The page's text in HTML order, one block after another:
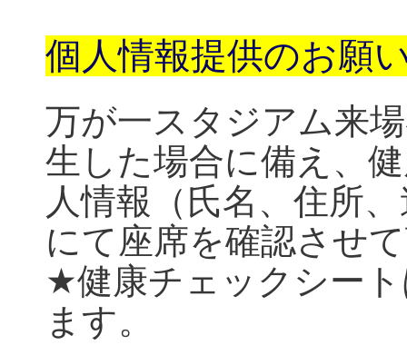
個人情報提供のお願
万が一スタジアム来
生した場合に備え、
人情報（氏名、住所
にて座席を確認させ
★健康チェックシー
ます。